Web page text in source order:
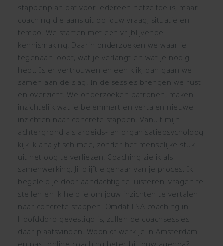
stappenplan dat voor iedereen hetzelfde is, maar
coaching die aansluit op jouw vraag, situatie en
tempo. We starten met een vrijblijvende
kennismaking. Daarin onderzoeken we waar je
tegenaan loopt, wat je verlangt en wat je nodig
hebt. Is er vertrouwen en een klik, dan gaan we
samen aan de slag. In de sessies brengen we rust
en overzicht. We onderzoeken patronen, maken
inzichtelijk wat je belemmert en vertalen nieuwe
inzichten naar concrete stappen. Vanuit mijn
achtergrond als arbeids- en organisatiepsycholoog
kijk ik analytisch mee, zonder het menselijke stuk
uit het oog te verliezen. Coaching zie ik als
samenwerking. Jij blijft eigenaar van je proces. Ik
begeleid je door aandachtig te luisteren, vragen te
stellen en ik help je om jouw inzichten te vertalen
naar concrete stappen. Omdat LSA coaching in
Hoofddorp gevestigd is, zullen de coachsessies
daar plaatsvinden. Woon of werk je in Amsterdam
en past online coaching beter bij jouw agenda?